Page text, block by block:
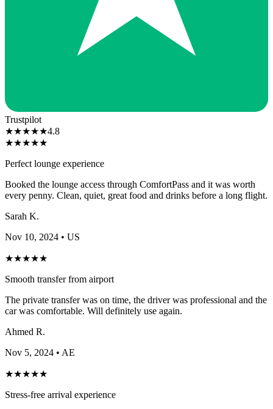
Trustpilot
★★★★★4.8
★★★★★
Perfect lounge experience
Booked the lounge access through ComfortPass and it was worth
every penny. Clean, quiet, great food and drinks before a long flight.
Sarah K.
Nov 10, 2024 • US
★★★★★
Smooth transfer from airport
The private transfer was on time, the driver was professional and the
car was comfortable. Will definitely use again.
Ahmed R.
Nov 5, 2024 • AE
★★★★★
Stress-free arrival experience